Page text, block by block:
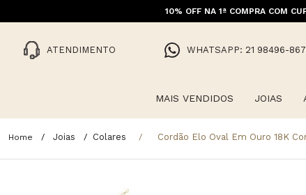
10% OFF NA 1ª COMPRA COM
ATENDIMENTO WHATSAPP: 21 98496-
MAIS VENDIDOS JOIAS
Joias Colares Cordão Elo Oval Em Ouro 18K